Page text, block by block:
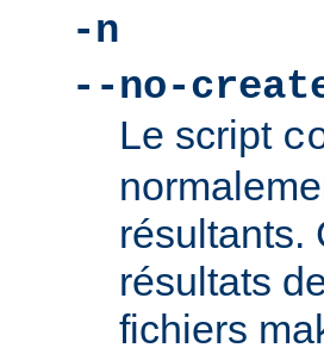
-n
--no-
Le script
résultants.
résultats
fichiers